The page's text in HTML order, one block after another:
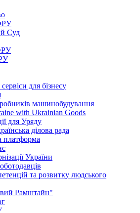
Суд
для бізнесу
машинобудування
with Ukrainian Goods
для Уряду
ділова рада
платформа
України
та розвитку людського
Рамштайн"